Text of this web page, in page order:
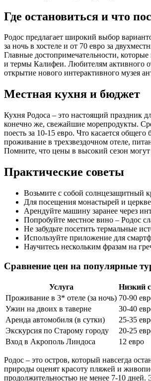
Где остановиться и что
Родос предлагает широкий выбор
за ночь в хостеле и от 70 евро за
Главные достопримечательности,
и термы Калифеи. Любителям активного
открытие нового интерактивного музея
Местная кухня и бюджет
Кухня Родоса – это настоящий праздник
конечно же, свежайшие морепродукты.
поесть за 10-15 евро. Что касается
проживание в трехзвездочном отеле,
Помните, что цены в высокий сезон
Практические советы
Возьмите с собой солнцезащитный
Для посещения монастырей и
Арендуйте машину заранее через
Попробуйте местное вино – Родос
Не забудьте посетить термальные
Используйте приложение для
Научитесь нескольким фразам на
Сравнение цен на популярные
Услуга Низкий
Проживание в 3* отеле (за ночь) 70-90
Ужин на двоих в таверне
30-40
Аренда автомобиля (в сутки)
25-35
Экскурсия по Старому городу
20-25
Вход в Акрополь Линдоса
12 евро
Родос – это остров, который навсегда
природы оценят красоту пляжей и
продолжительностью не менее 7-10 дней.